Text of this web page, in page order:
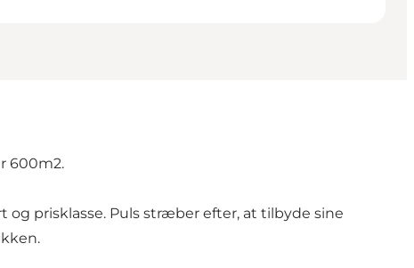
600m2.
prisklasse. Puls stræber efter, at tilbyde sine